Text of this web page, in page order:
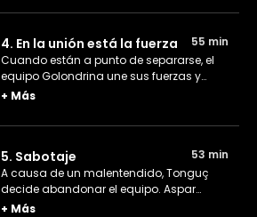
4. En la unión está la fuerza
55 min
Cuando están a punto de separarse, el
equipo Golondrina une sus fuerzas y
hace a Aspar llevarse una gran
+ Más
5. Sabotaje
53 min
A causa de un malentendido, Tonguç
decide abandonar el equipo. Aspar
pretende llevar a cabo un sabotaje
+ Más